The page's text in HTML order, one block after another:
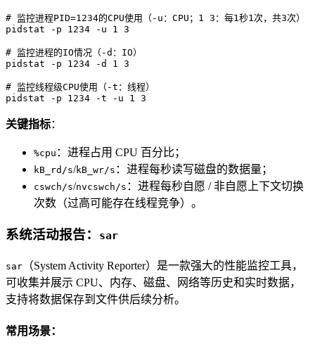
# 监控进程PID=1234的CPU使用（-u：CPU；1 3：每1秒1次，共3次）
pidstat -p 1234 -u 1 3
# 监控进程的IO情况（-d：IO）
pidstat -p 1234 -d 1 3
# 监控线程级CPU使用（-t：线程）
pidstat -p 1234 -t -u 1 3
关键指标：
%cpu ：进程占用 CPU 百分比；
kB_rd/s/kB_wr/s ：进程每秒读写磁盘的数据量；
cswch/s/nvcswch/s ：进程每秒自愿 / 非自愿上下文切换
次数（过高可能存在线程竞争）。
系统活动报告： sar
sar （System Activity Reporter）是一款强大的性能监控工具，
可收集并展示 CPU、内存、磁盘、网络等历史和实时数据，
支持将数据保存到文件供后续分析。
常用场景：